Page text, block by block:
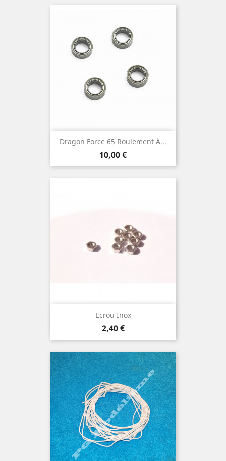
Dragon Force 65 Roulement À...
Prix
10,00 €
Ecrou Inox
Prix
2,40 €